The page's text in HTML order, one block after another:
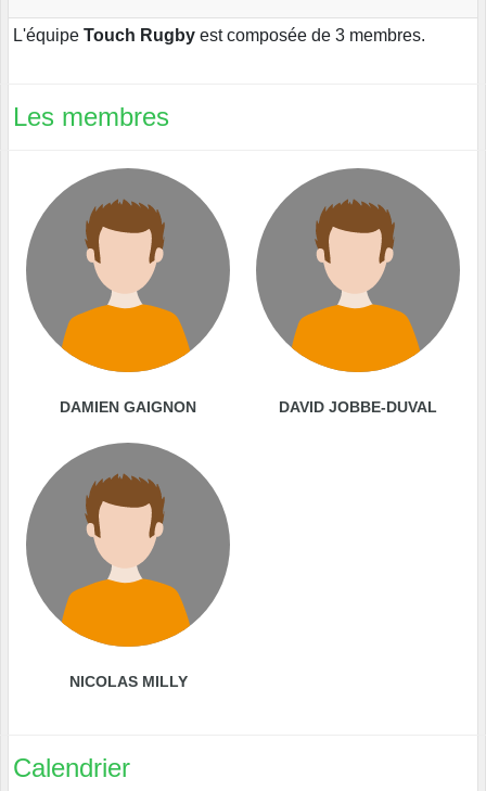
L'équipe Touch Rugby est composée de 3 membres.
Les membres
DAMIEN GAIGNON DAVID JOBBE-DUVAL
NICOLAS MILLY
Calendrier